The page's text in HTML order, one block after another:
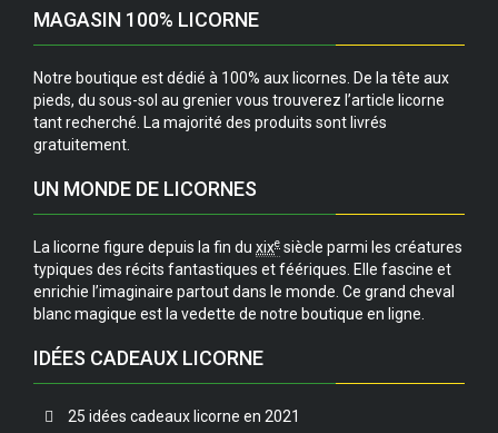
MAGASIN 100% LICORNE
Notre boutique est dédié à 100% aux licornes. De la tête aux
pieds, du sous-sol au grenier vous trouverez l’article licorne
tant recherché. La majorité des produits sont livrés
gratuitement.
UN MONDE DE LICORNES
La licorne figure depuis la fin du xixe siècle parmi les créatures
typiques des récits fantastiques et féériques. Elle fascine et
enrichie l’imaginaire partout dans le monde. Ce grand cheval
blanc magique est la vedette de notre boutique en ligne.
IDÉES CADEAUX LICORNE
25 idées cadeaux licorne en 2021